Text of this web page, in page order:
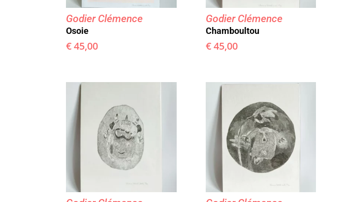
Godier Clémence
Osoie
€45,00
Godier Clémence
Chamboultou
€45,00